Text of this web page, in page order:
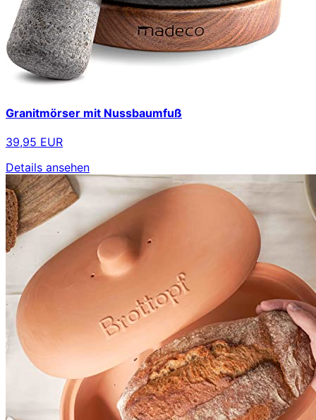
Granitmörser mit Nussbaumfuß
39,95 EUR
Details ansehen